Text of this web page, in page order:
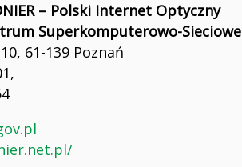
– Polski Internet Optyczny
Superkomputerowo-Sieciowe
61-139 Poznań